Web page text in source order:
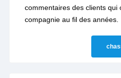
commentaires des clients qui
compagnie au fil des années.